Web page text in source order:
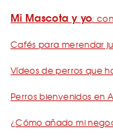
Mi Mascota y yo:
Cafés para merendar
Vídeos de perros que
Perros bienvenidos en
¿Cómo añado mi